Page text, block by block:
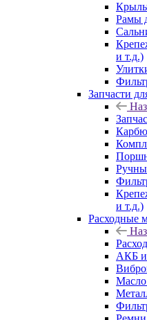
Рамы
и т.д.)
Запчасти
и т.д.)
Расходные
АКБ и